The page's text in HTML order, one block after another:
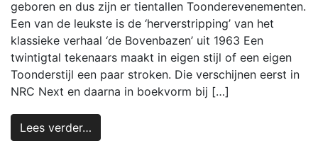
geboren en dus zijn er tientallen Toonderevenementen.
Een van de leukste is de ‘herverstripping’ van het
klassieke verhaal ‘de Bovenbazen’ uit 1963 Een
twintigtal tekenaars maakt in eigen stijl of een eigen
Toonderstijl een paar stroken. Die verschijnen eerst in
NRC Next en daarna in boekvorm bij […]
Lees verder…